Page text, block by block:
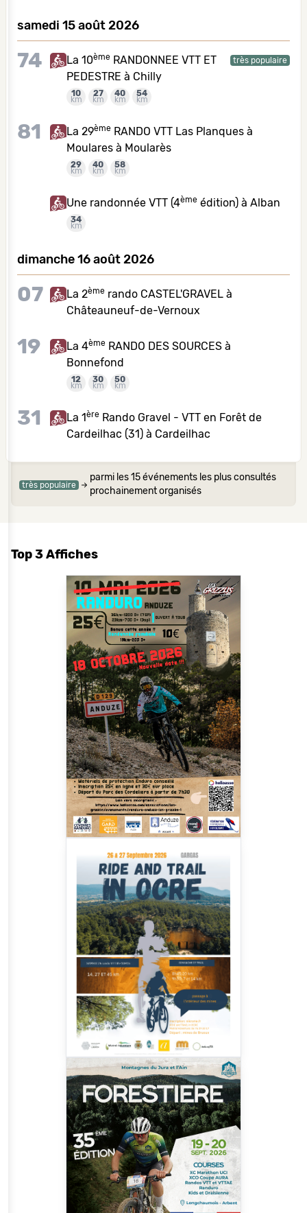
samedi 15 août 2026
74 très populaire
La 10ème RANDONNEE VTT ET
PEDESTRE à Chilly
10
km
27
km
40
km
54
km
81 La 29ème RANDO VTT Las Planques à
Moulares à Moularès
29
km
40
km
58
km
Une randonnée VTT (4ème édition) à Alban
34
km
dimanche 16 août 2026
07 La 2ème rando CASTEL'GRAVEL à
Châteauneuf-de-Vernoux
19 La 4ème RANDO DES SOURCES à
Bonnefond
12
km
30
km
50
km
31 La 1ère Rando Gravel - VTT en Forêt de
Cardeilhac (31) à Cardeilhac
très populaire
parmi les 15 événements les plus consultés
prochainement organisés
Top 3 Affiches